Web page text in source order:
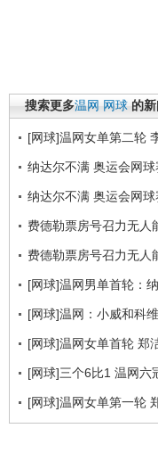
搜索更多温网 网球 的新
[网球]温网女单第二轮
纳达尔不满 奥运会网球
纳达尔不满 奥运会网球
费德勒票房号召力无人
费德勒票房号召力无人
[网球]温网男单首轮：
[网球]温网：小威和科
[网球]温网女单首轮 郑
[网球]三个6比1 温网六
[网球]温网女单第一轮